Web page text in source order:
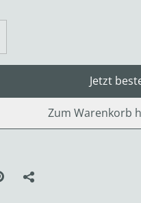
Jetzt
Zum Warenkorb